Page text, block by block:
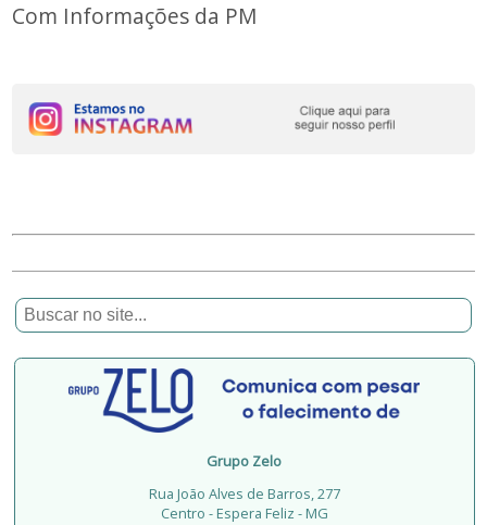
Com Informações da PM
Grupo Zelo
Rua João Alves de Barros, 277
Centro - Espera Feliz - MG